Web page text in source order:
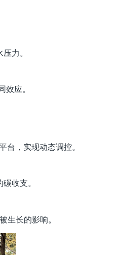
力。
效应。
台，实现动态调控。
收支。
生长的影响。